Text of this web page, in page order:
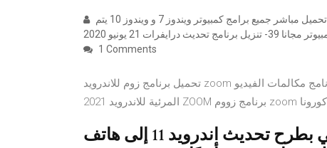
درايفرات 21 يونيو 2020
1 Comments
تحميل برنامج زوم للاندرويد zoom لعقد الاجتماعات اونلاين زووم عربي 2021. 2020/12/10 0. برنامج مكالمات الفيديو
بدأت شركة سوني في الشهر الماضي بطرح تحديث اندرويد 11 إلى هاتف